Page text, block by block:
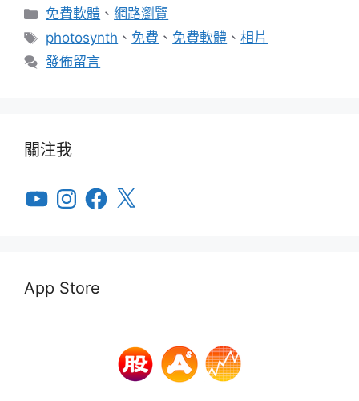
分
類
免費軟體 、網路瀏覽
標
籤
photosynth 、 免費 、 免費軟體 、相片
發佈留言
關注我
YouTubeInstagramFacebook
X
App Store